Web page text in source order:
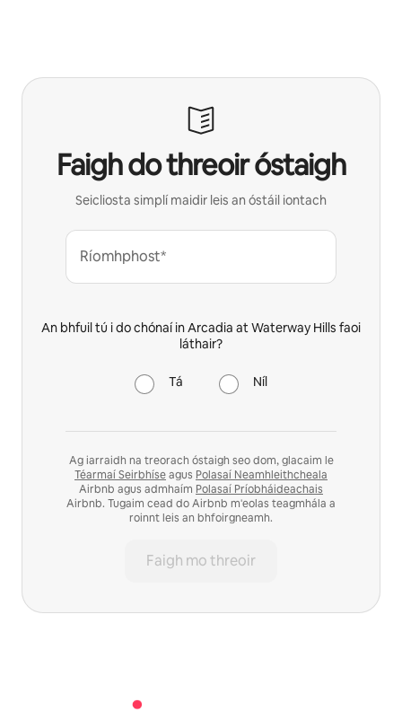
Faigh do threoir óstaigh
Seicliosta simplí maidir leis an óstáil iontach
Ríomhphost*
An bhfuil tú i do chónaí in Arcadia at Waterway Hills faoi
láthair?
Tá Níl
Ag iarraidh na treorach óstaigh seo dom, glacaim le
Téarmaí Seirbhíseagus Polasaí Neamhleithcheala
Airbnb agus admhaím Polasaí Príobháideachais
Airbnb. Tugaim cead do Airbnb m'eolas teagmhála a
roinnt leis an bhfoirgneamh.
Faigh mo threoir